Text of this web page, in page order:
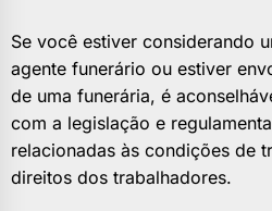
Se você estiver considerando
agente funerário ou estiver
de uma funerária, é
com a legislação e
relacionadas às condições de
direitos dos trabalhadores.